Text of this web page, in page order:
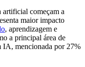
artificial começam a
maior impacto
, aprendizagem e
a principal área de
IA, mencionada por 27%